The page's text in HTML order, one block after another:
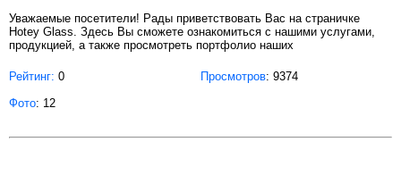
Уважаемые посетители! Рады приветствовать Вас на страничке
Hotey Glass. Здесь Вы сможете ознакомиться с нашими услугами,
продукцией, а также просмотреть портфолио наших
Рейтинг: 0 Просмотров: 9374
Фото: 12